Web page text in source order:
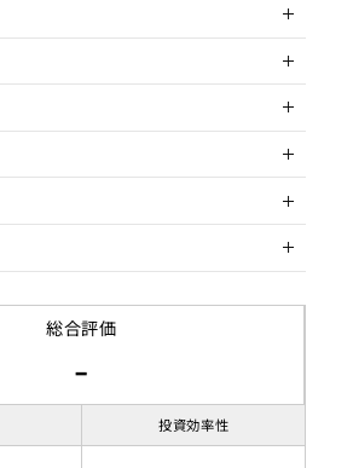
ートメントホテル
駐車場
東京都豊島区駒込
JR山手線 駒込 徒歩
3分以内
2～6室
255.72㎡
RC造
3F
築年数不明
所有権
144.98
第1種住居地域
有 1台
総合評価
-
投資効率性